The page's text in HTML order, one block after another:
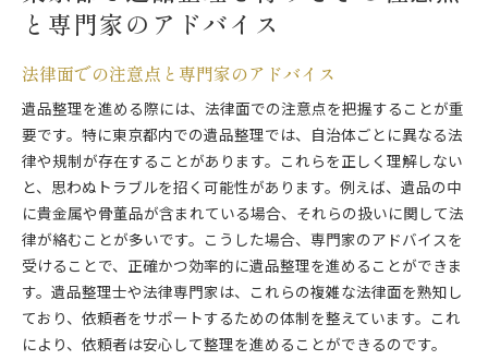
と専門家のアドバイス
法律面での注意点と専門家のアドバイス
遺品整理を進める際には、法律面での注意点を把握することが重
要です。特に東京都内での遺品整理では、自治体ごとに異なる法
律や規制が存在することがあります。これらを正しく理解しない
と、思わぬトラブルを招く可能性があります。例えば、遺品の中
に貴金属や骨董品が含まれている場合、それらの扱いに関して法
律が絡むことが多いです。こうした場合、専門家のアドバイスを
受けることで、正確かつ効率的に遺品整理を進めることができま
す。遺品整理士や法律専門家は、これらの複雑な法律面を熟知し
ており、依頼者をサポートするための体制を整えています。これ
により、依頼者は安心して整理を進めることができるのです。